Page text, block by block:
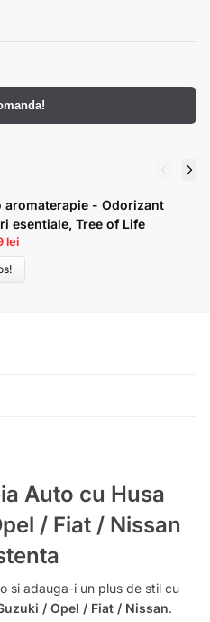
aromaterapie - Odorizant
esentiale, Tree of Life
lei
Auto cu Husa
/ Fiat / Nissan
si adauga-i un plus de stil cu
/ Opel / Fiat / Nissan.